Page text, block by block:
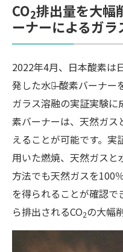
CO2排出量を大幅
ーナーによるガ
2022年4月、日本酸素は
発した水素̶ 酸素バーナ
ガラス溶融の実証実験に
素バーナーは、天然ガ
えることが可能です。実
用いた燃焼、天然ガス
方法でも天然ガスを100
を得られることが確認
ら排出されるCO2の大幅